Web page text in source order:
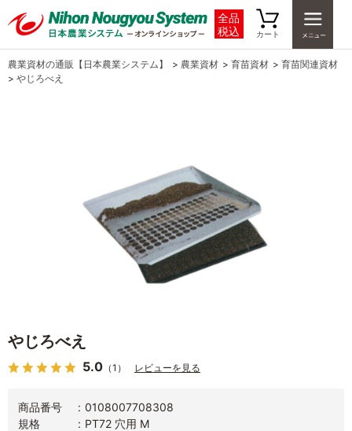
全品
税込
カート
農業資材の通販【日本農業システム】 > 農業資材 > 育苗資材 > 育苗関連資材
> やじろべえ
やじろべえ
5.0 （1） レビューを見る
商品番号
0108007708308
規格
PT72 穴用 M